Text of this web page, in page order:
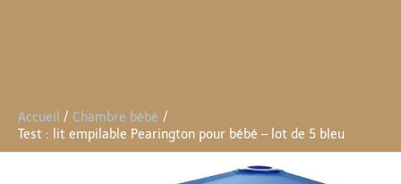
Accueil
Chambre bébé
Test : lit empilable Pearington pour bébé – lot de 5 bleu